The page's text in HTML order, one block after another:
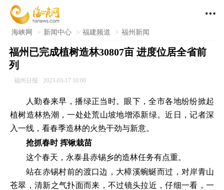

海峡网 > 新闻中心 > 福建频道 > 福州新闻
福州已完成植树造林30807亩 进度位居全省前
列
福州日报 2023-03-17 10:00
人勤春来早，播绿正当时。眼下，全市各地纷纷掀起
植树造林热潮，一处处荒山坡地增添新绿。近日，记者深
入一线，看春季造林的火热干劲与新意。
抢抓春时 挥锹栽苗
这个春天，永泰县赤锡乡的造林任务有点重。
站在赤锡村前的渡口边，大樟溪蜿蜒而过，对岸青山
苍翠，清新之气扑面而来，不过镜头拉近，仔细一看，一